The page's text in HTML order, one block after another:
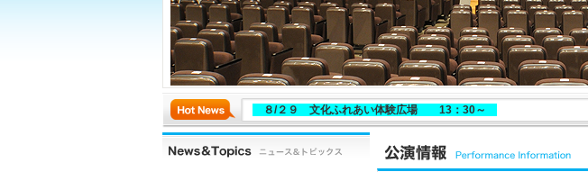
８/２９ 文化ふれあい体験広場 13：30～